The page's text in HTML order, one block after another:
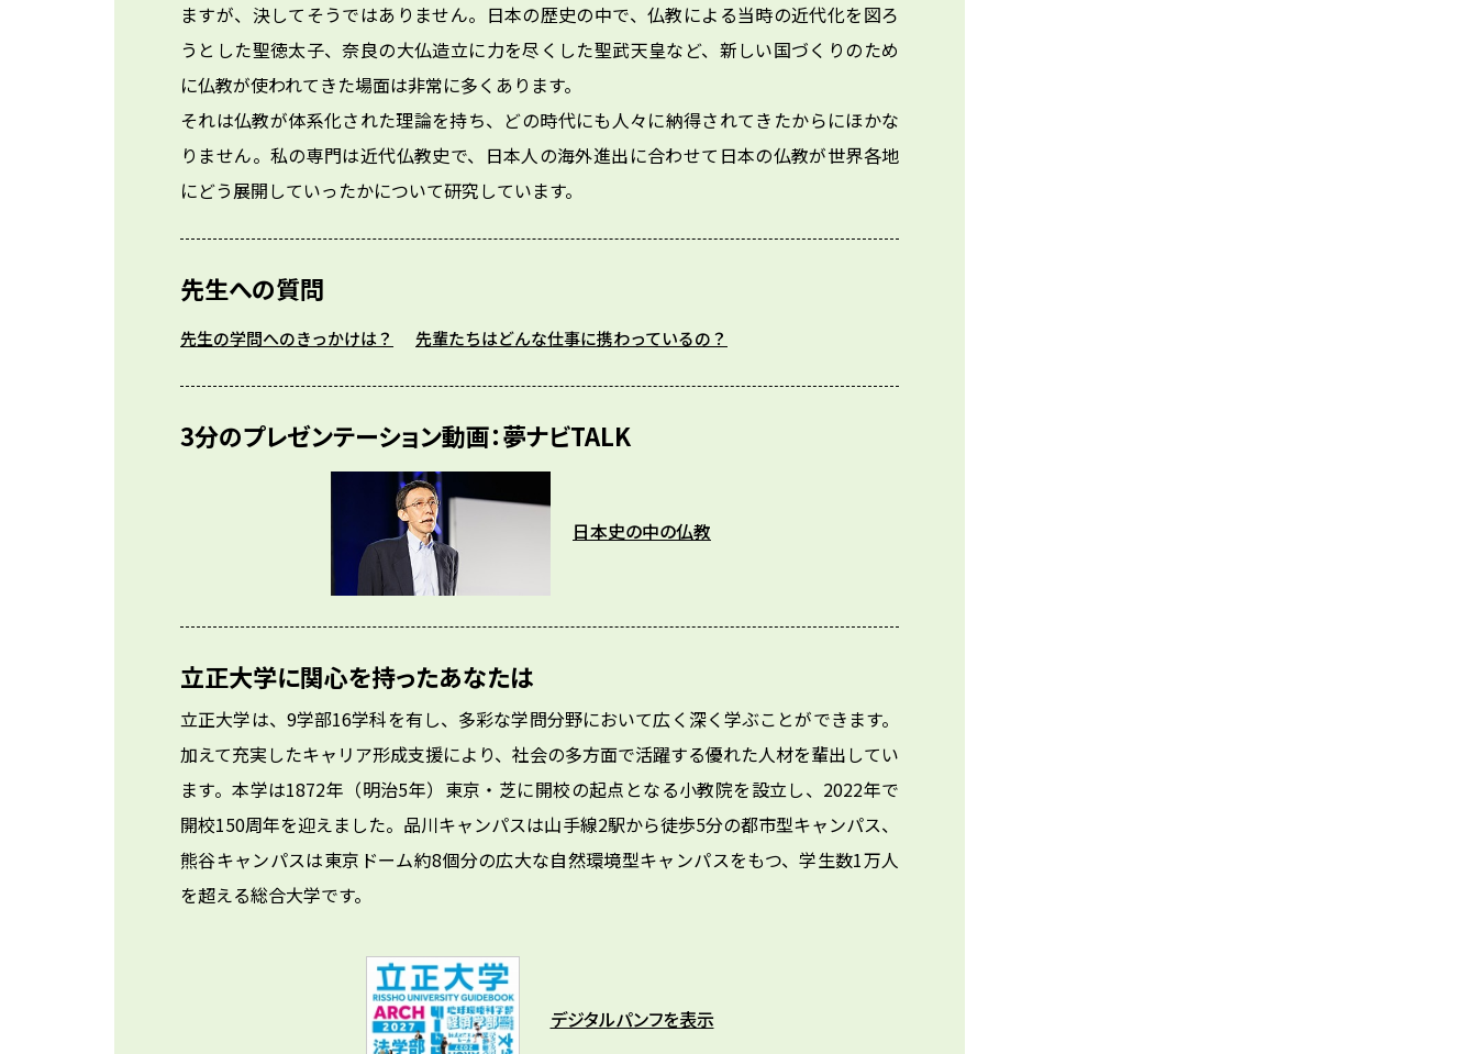
ますが、決してそうではありません。日本の歴史の中で、仏教による当時の近代化を図ろ
うとした聖徳太子、奈良の大仏造立に力を尽くした聖武天皇など、新しい国づくりのため
に仏教が使われてきた場面は非常に多くあります。
それは仏教が体系化された理論を持ち、どの時代にも人々に納得されてきたからにほかな
りません。私の専門は近代仏教史で、日本人の海外進出に合わせて日本の仏教が世界各地
にどう展開していったかについて研究しています。
先生への質問
先生の学問へのきっかけは？ 先輩たちはどんな仕事に携わっているの？
3分のプレゼンテーション動画：夢ナビTALK
日本史の中の仏教
立正大学に関心を持ったあなたは
立正大学は、9学部16学科を有し、多彩な学問分野において広く深く学ぶことができます。
加えて充実したキャリア形成支援により、社会の多方面で活躍する優れた人材を輩出してい
ます。本学は1872年（明治5年）東京・芝に開校の起点となる小教院を設立し、2022年で
開校150周年を迎えました。品川キャンパスは山手線2駅から徒歩5分の都市型キャンパス、
熊谷キャンパスは東京ドーム約8個分の広大な自然環境型キャンパスをもつ、学生数1万人
を超える総合大学です。
デジタルパンフを表示